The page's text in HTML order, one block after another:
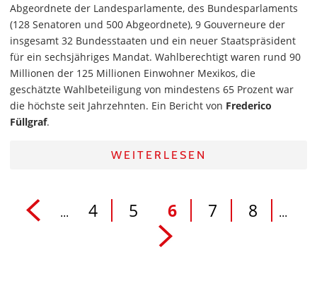
Abgeordnete der Landesparlamente, des Bundesparlaments
(128 Senatoren und 500 Abgeordnete), 9 Gouverneure der
insgesamt 32 Bundesstaaten und ein neuer Staatspräsident
für ein sechsjähriges Mandat. Wahlberechtigt waren rund 90
Millionen der 125 Millionen Einwohner Mexikos, die
geschätzte Wahlbeteiligung von mindestens 65 Prozent war
die höchste seit Jahrzehnten. Ein Bericht von Frederico
Füllgraf.
WEITERLESEN
... 4 5 6 7 8 ...